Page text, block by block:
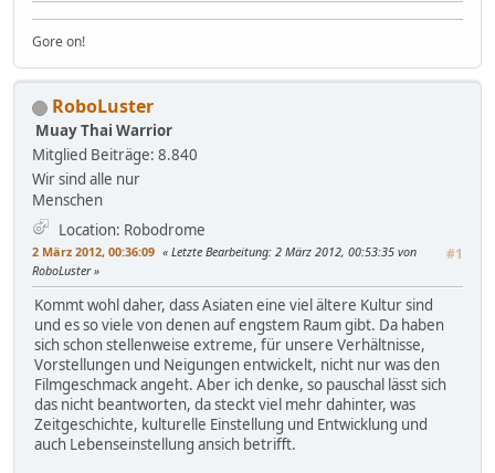
Gore on!
RoboLuster
Muay Thai Warrior
Mitglied Beiträge: 8.840
Wir sind alle nur
Menschen
Location: Robodrome
2 März 2012, 00:36:09 #1
Letzte Bearbeitung: 2 März 2012, 00:53:35 von
RoboLuster
Kommt wohl daher, dass Asiaten eine viel ältere Kultur sind
und es so viele von denen auf engstem Raum gibt. Da haben
sich schon stellenweise extreme, für unsere Verhältnisse,
Vorstellungen und Neigungen entwickelt, nicht nur was den
Filmgeschmack angeht. Aber ich denke, so pauschal lässt sich
das nicht beantworten, da steckt viel mehr dahinter, was
Zeitgeschichte, kulturelle Einstellung und Entwicklung und
auch Lebenseinstellung ansich betrifft.